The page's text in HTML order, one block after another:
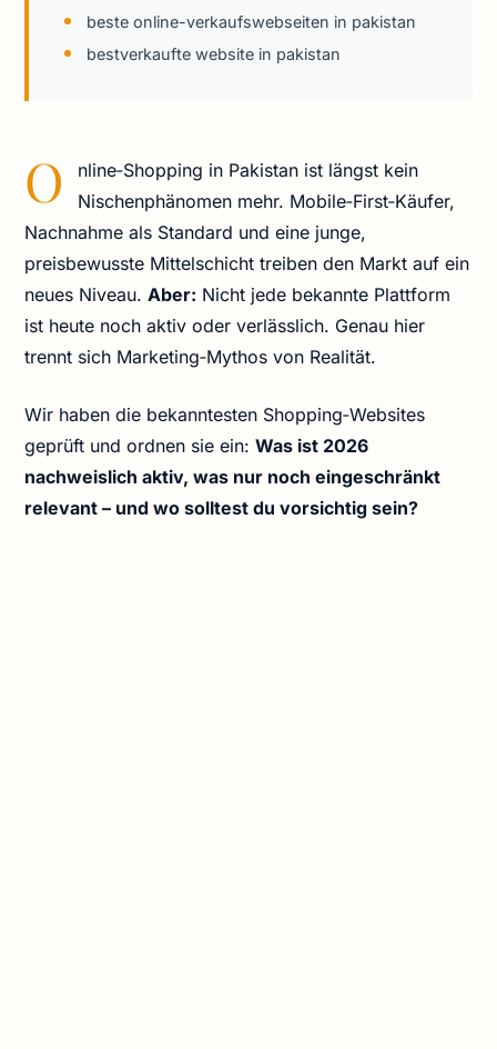
beste online-verkaufswebseiten in pakistan
bestverkaufte website in pakistan
O
nline‑Shopping in Pakistan ist längst kein
Nischenphänomen mehr. Mobile‑First‑Käufer,
Nachnahme als Standard und eine junge,
preisbewusste Mittelschicht treiben den Markt auf ein
neues Niveau.Aber: Nicht jede bekannte Plattform
ist heute noch aktiv oder verlässlich. Genau hier
trennt sich Marketing‑Mythos von Realität.
Wir haben die bekanntesten Shopping‑Websites
geprüft und ordnen sie ein:Was ist 2026
nachweislich aktiv, was nur noch eingeschränkt
relevant – und wo solltest du vorsichtig sein?